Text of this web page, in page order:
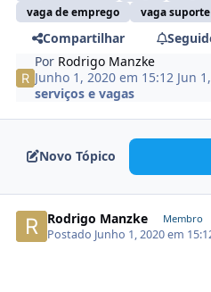
vaga de emprego
vaga suporte
Compartilhar
Por Rodrigo Manzke
Junho 1, 2020 em 15:12 Jun
serviços e vagas
Novo Tópico
Rodrigo Manzke Membro
Postado Junho 1, 2020 em